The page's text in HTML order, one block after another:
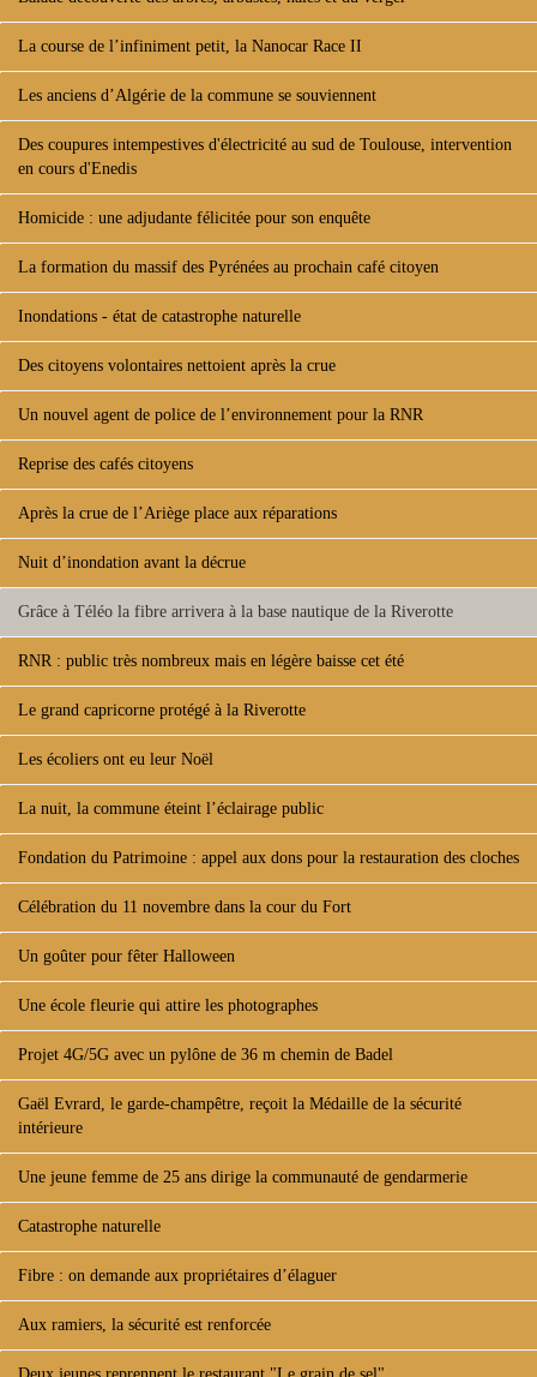
La course de l’infiniment petit, la Nanocar Race II
Les anciens d’Algérie de la commune se souviennent
Des coupures intempestives d'électricité au sud de Toulouse, intervention
en cours d'Enedis
Homicide : une adjudante félicitée pour son enquête
La formation du massif des Pyrénées au prochain café citoyen
Inondations - état de catastrophe naturelle
Des citoyens volontaires nettoient après la crue
Un nouvel agent de police de l’environnement pour la RNR
Reprise des cafés citoyens
Après la crue de l’Ariège place aux réparations
Nuit d’inondation avant la décrue
Grâce à Téléo la fibre arrivera à la base nautique de la Riverotte
RNR : public très nombreux mais en légère baisse cet été
Le grand capricorne protégé à la Riverotte
Les écoliers ont eu leur Noël
La nuit, la commune éteint l’éclairage public
Fondation du Patrimoine : appel aux dons pour la restauration des cloches
Célébration du 11 novembre dans la cour du Fort
Un goûter pour fêter Halloween
Une école fleurie qui attire les photographes
Projet 4G/5G avec un pylône de 36 m chemin de Badel
Gaël Evrard, le garde-champêtre, reçoit la Médaille de la sécurité
intérieure
Une jeune femme de 25 ans dirige la communauté de gendarmerie
Catastrophe naturelle
Fibre : on demande aux propriétaires d’élaguer
Aux ramiers, la sécurité est renforcée